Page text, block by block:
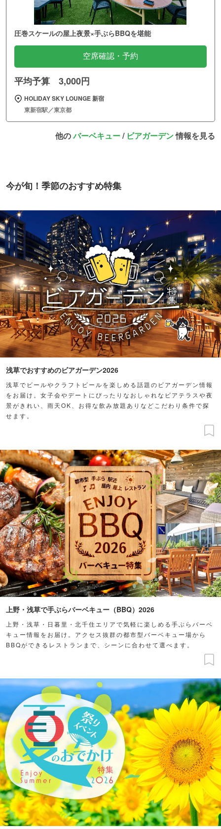
圧巻スケールの屋上夜景×手ぶらBBQを堪能
空席確認・予約
平均予算 3,000円
HOLIDAY SKY LOUNGE 新宿
東新宿駅／東京都
他のバーベキュー/ ビアガーデン情報を見る
今が旬！季節のおすすめ特集
浅草でおすすめのビアガーデン2026
浅草でビールやクラフトビールを楽しめる話題のビアガーデン情報
をお届け。女子会やデートにぴったりなおしゃれなビアテラスや夜
景がきれい、雨天OK、お得な飲み放題ありなどこだわり条件で探
せます。
上野・浅草で手ぶらバーベキュー（BBQ）2026
上野・浅草・日暮里・北千住エリアで気軽に楽しめる手ぶらバーベ
キュー情報をお届け。アクセス抜群の都市型バーベキュー場から
BBQができるレストランまで、シーンに合わせて選べます。